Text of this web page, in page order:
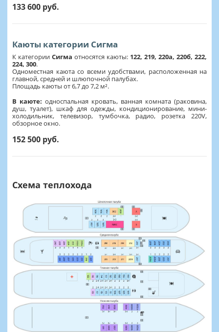
133 600 руб.
Каюты категории Сигма
К категории Сигма относятся каюты: 122, 219, 220а, 220б, 222,
224, 300.
Одноместная каюта со всеми удобствами, расположенная на
главной, средней и шлюпочной палубах.
Площадь каюты от 6,7 до 7,2 м².
В каюте: односпальная кровать, ванная комната (раковина,
душ, туалет), шкаф для одежды, кондиционирование, мини-
холодильник, телевизор, тумбочка, радио, розетка 220V,
обзорное окно.
152 500 руб.
Схема теплохода